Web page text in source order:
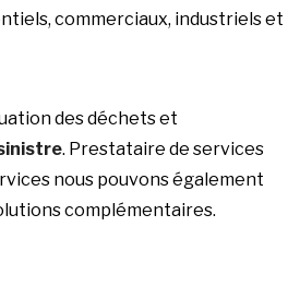
commerciaux, industriels et
des déchets et
. Prestataire de services
nous pouvons également
complémentaires.